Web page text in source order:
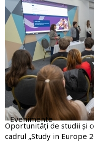
Evenimente
Oportunități de studii și
cadrul „Study in Europe